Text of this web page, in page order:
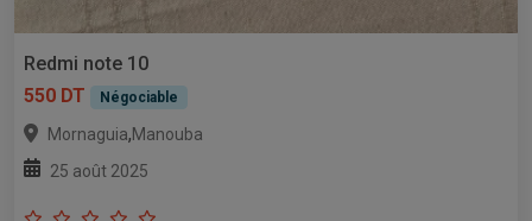
Redmi note 10
550 DT
Négociable
Mornaguia,Manouba
25 août 2025